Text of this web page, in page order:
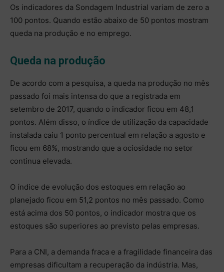
Os indicadores da Sondagem Industrial variam de zero a
100 pontos. Quando estão abaixo de 50 pontos mostram
queda na produção e no emprego.
Queda na produção
De acordo com a pesquisa, a queda na produção no mês
passado foi mais intensa do que a registrada em
setembro de 2017, quando o indicador ficou em 48,1
pontos. Além disso, o índice de utilização da capacidade
instalada caiu 1 ponto percentual em relação a agosto e
ficou em 68%, mostrando que a ociosidade no setor
continua elevada.
O índice de evolução dos estoques em relação ao
planejado ficou em 51,2 pontos no mês passado. Como
está acima dos 50 pontos, o indicador mostra que os
estoques são superiores ao previsto pelas empresas.
Para a CNI, a demanda fraca e a fragilidade financeira das
empresas dificultam a recuperação da indústria. Mas,